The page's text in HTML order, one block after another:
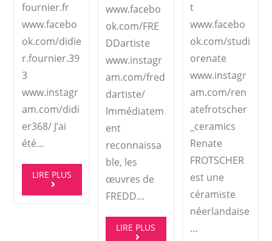
fournier.fr
www.facebo
ok.com/didie
r.fournier.39
3
www.instagr
am.com/didi
er368/ J’ai
été…
LIRE PLUS
www.facebo
ok.com/FRE
DDartiste
www.instagr
am.com/fred
dartiste/
Immédiatem
ent
reconnaissa
ble, les
œuvres de
FREDD…
LIRE PLUS
t
www.facebo
ok.com/studi
orenate
www.instagr
am.com/ren
atefrotscher
_ceramics
Renate
FROTSCHER
est une
céramiste
néerlandaise
…